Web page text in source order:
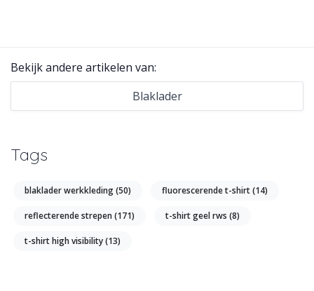
Bekijk andere artikelen van:
Blaklader
Tags
blaklader werkkleding(50) fluorescerende t-shirt(14)
reflecterende strepen(171) t-shirt geel rws (8)
t-shirt high visibility(13)